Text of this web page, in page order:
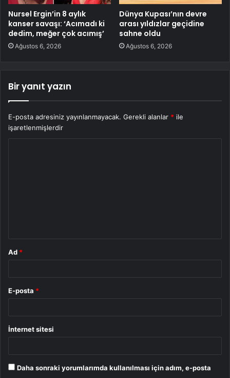
Nursel Ergin’in 8 aylık
kanser savaşı: ‘Acımadı ki
dedim, meğer çok acımış’
Ağustos 6, 2026
Dünya Kupası’nın devre
arası yıldızlar geçidine
sahne oldu
Ağustos 6, 2026
Bir yanıt yazın
E-posta adresiniz yayınlanmayacak. Gerekli alanlar * ile
işaretlenmişlerdir
Ad *
E-posta *
İnternet sitesi
Daha sonraki yorumlarımda kullanılması için adım, e-posta